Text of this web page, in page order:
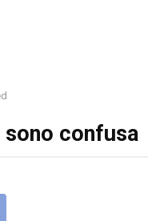
sono confusa